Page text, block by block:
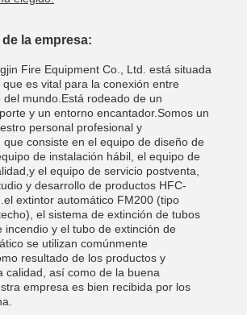
la empresa:
Fire Equipment Co., Ltd. está situada
es vital para la conexión entre
del mundo.Está rodeado de un
y un entorno encantador.Somos un
personal profesional y
consiste en el equipo de diseño de
de instalación hábil, el equipo de
el equipo de servicio postventa,
y desarrollo de productos HFC-
extintor automático FM200 (tipo
el sistema de extinción de tubos
incendio y el tubo de extinción de
se utilizan comúnmente
resultado de los productos y
calidad, así como de la buena
empresa es bien recibida por los